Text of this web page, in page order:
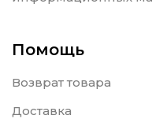
Помощь
Возврат товара
Доставка